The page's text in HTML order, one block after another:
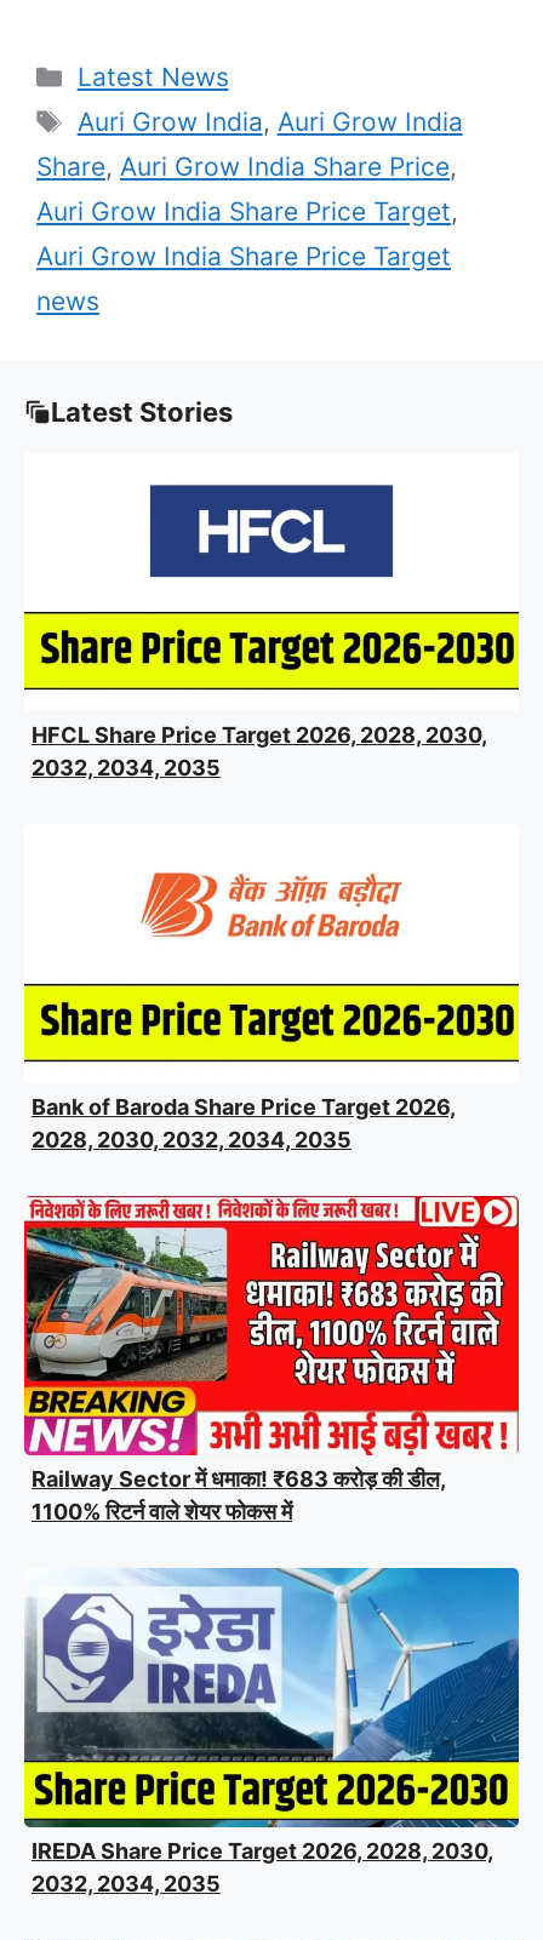
Categories
Latest News
Tags
Auri Grow India, Auri Grow India
Share, Auri Grow India Share Price,
Auri Grow India Share Price Target,
Auri Grow India Share Price Target
news
Latest Stories
HFCL Share Price Target 2026, 2028, 2030,
2032, 2034, 2035
Bank of Baroda Share Price Target 2026,
2028, 2030, 2032, 2034, 2035
Railway Sector में धमाका! ₹683 करोड़ की डील,
1100% रिटर्न वाले शेयर फोकस में
IREDA Share Price Target 2026, 2028, 2030,
2032, 2034, 2035